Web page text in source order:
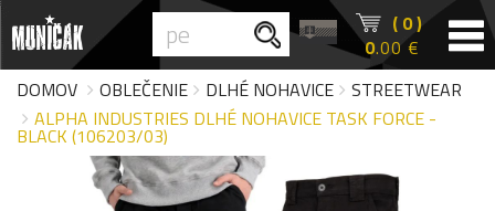
( 0 )
0.00 €
DOMOV
OBLEČENIE DLHÉ NOHAVICE
STREETWEAR
ALPHA INDUSTRIES DLHÉ NOHAVICE TASK FORCE -
BLACK (106203/03)